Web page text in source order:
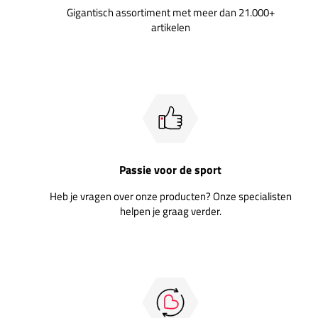
Gigantisch assortiment met meer dan 21.000+
artikelen
Passie voor de sport
Heb je vragen over onze producten? Onze specialisten
helpen je graag verder.